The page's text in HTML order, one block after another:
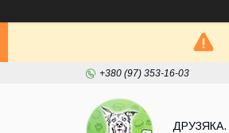
+380 (97) 353-16-03